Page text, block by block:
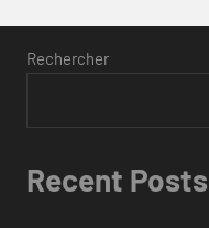
Rechercher
Recent Posts